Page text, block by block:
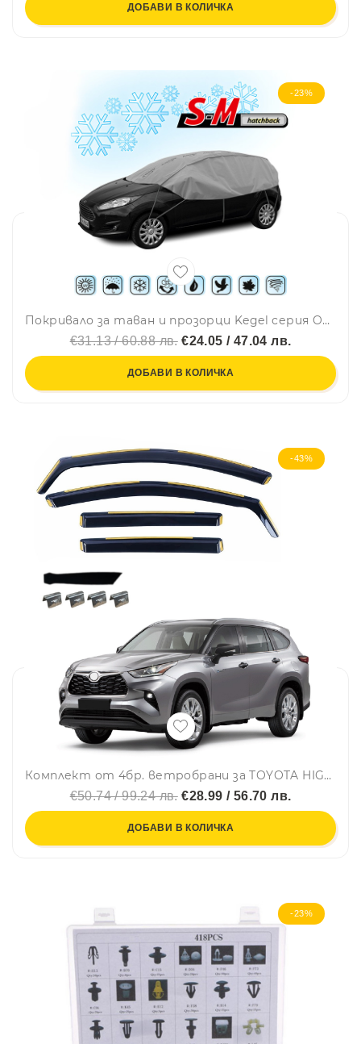
ДОБАВИ В КОЛИЧКА
-23%
Покривало за таван и прозорци Kegel серия Optimal размер S-M сиво за хечбек 255-275cm.
€31.13 / 60.88 лв.€24.05 / 47.04 лв.
ДОБАВИ В КОЛИЧКА
-43%
Комплект от 4бр. ветробрани за TOYOTA HIGHLANDER IV 5D 2020 г.+
€50.74 / 99.24 лв.€28.99 / 56.70 лв.
ДОБАВИ В КОЛИЧКА
-23%